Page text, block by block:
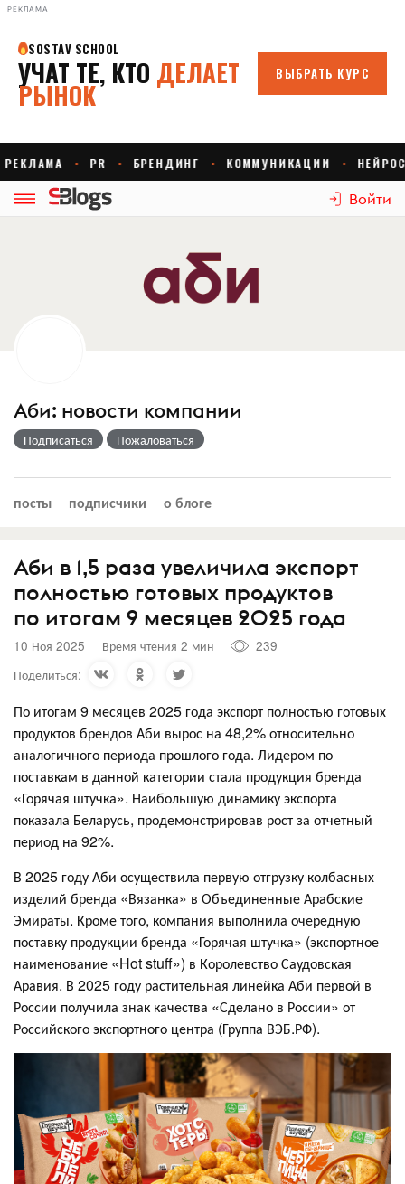
РЕКЛАМА
Войти
Аби: новости компании
Подписаться Пожаловаться
посты подписчики о блоге
Аби в 1,5 раза увеличила экспорт
полностью готовых продуктов
по итогам 9 месяцев 2025 года
10 Ноя 2025 Время чтения 2 мин
239
Поделиться:
По итогам 9 месяцев 2025 года экспорт полностью готовых
продуктов брендов Аби вырос на 48,2% относительно
аналогичного периода прошлого года. Лидером по
поставкам в данной категории стала продукция бренда
«Горячая штучка». Наибольшую динамику экспорта
показала Беларусь, продемонстрировав рост за отчетный
период на 92%.
В 2025 году Аби осуществила первую отгрузку колбасных
изделий бренда «Вязанка» в Объединенные Арабские
Эмираты. Кроме того, компания выполнила очередную
поставку продукции бренда «Горячая штучка» (экспортное
наименование «Hot stuff») в Королевство Саудовская
Аравия. В 2025 году растительная линейка Аби первой в
России получила знак качества «Сделано в России» от
Российского экспортного центра (Группа ВЭБ.РФ).